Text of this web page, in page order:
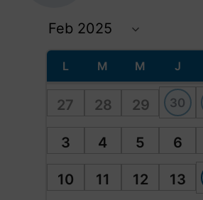
L M M J
27 28 29 30
3 4 5 6
10 11 12 13